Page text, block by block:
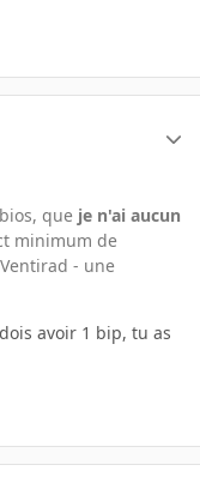
que je n'ai aucun
minimum de
- une
avoir 1 bip, tu as